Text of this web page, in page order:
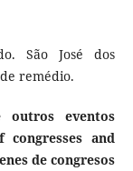
São José dos
remédio.
outros eventos
and
de congresos